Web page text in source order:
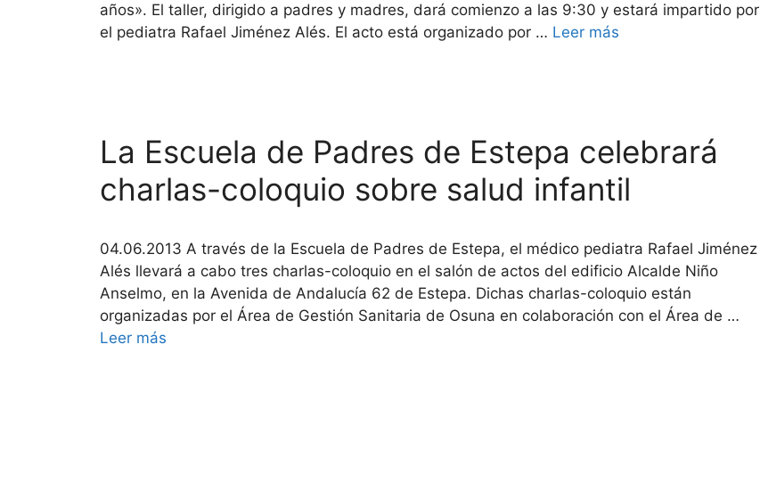
años». El taller, dirigido a padres y madres, dará comienzo a las 9:30 y estará impartido por
el pediatra Rafael Jiménez Alés. El acto está organizado por … Leer más
La Escuela de Padres de Estepa celebrará
charlas-coloquio sobre salud infantil
04.06.2013 A través de la Escuela de Padres de Estepa, el médico pediatra Rafael Jiménez
Alés llevará a cabo tres charlas-coloquio en el salón de actos del edificio Alcalde Niño
Anselmo, en la Avenida de Andalucía 62 de Estepa. Dichas charlas-coloquio están
organizadas por el Área de Gestión Sanitaria de Osuna en colaboración con el Área de …
Leer más